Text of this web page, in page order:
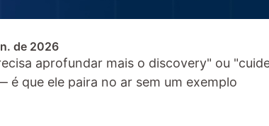
de 2026
aprofundar mais o discovery" ou
que ele paira no ar sem um exemplo